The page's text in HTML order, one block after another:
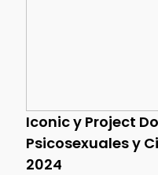
Iconic y Project
Psicosexuales y
2024